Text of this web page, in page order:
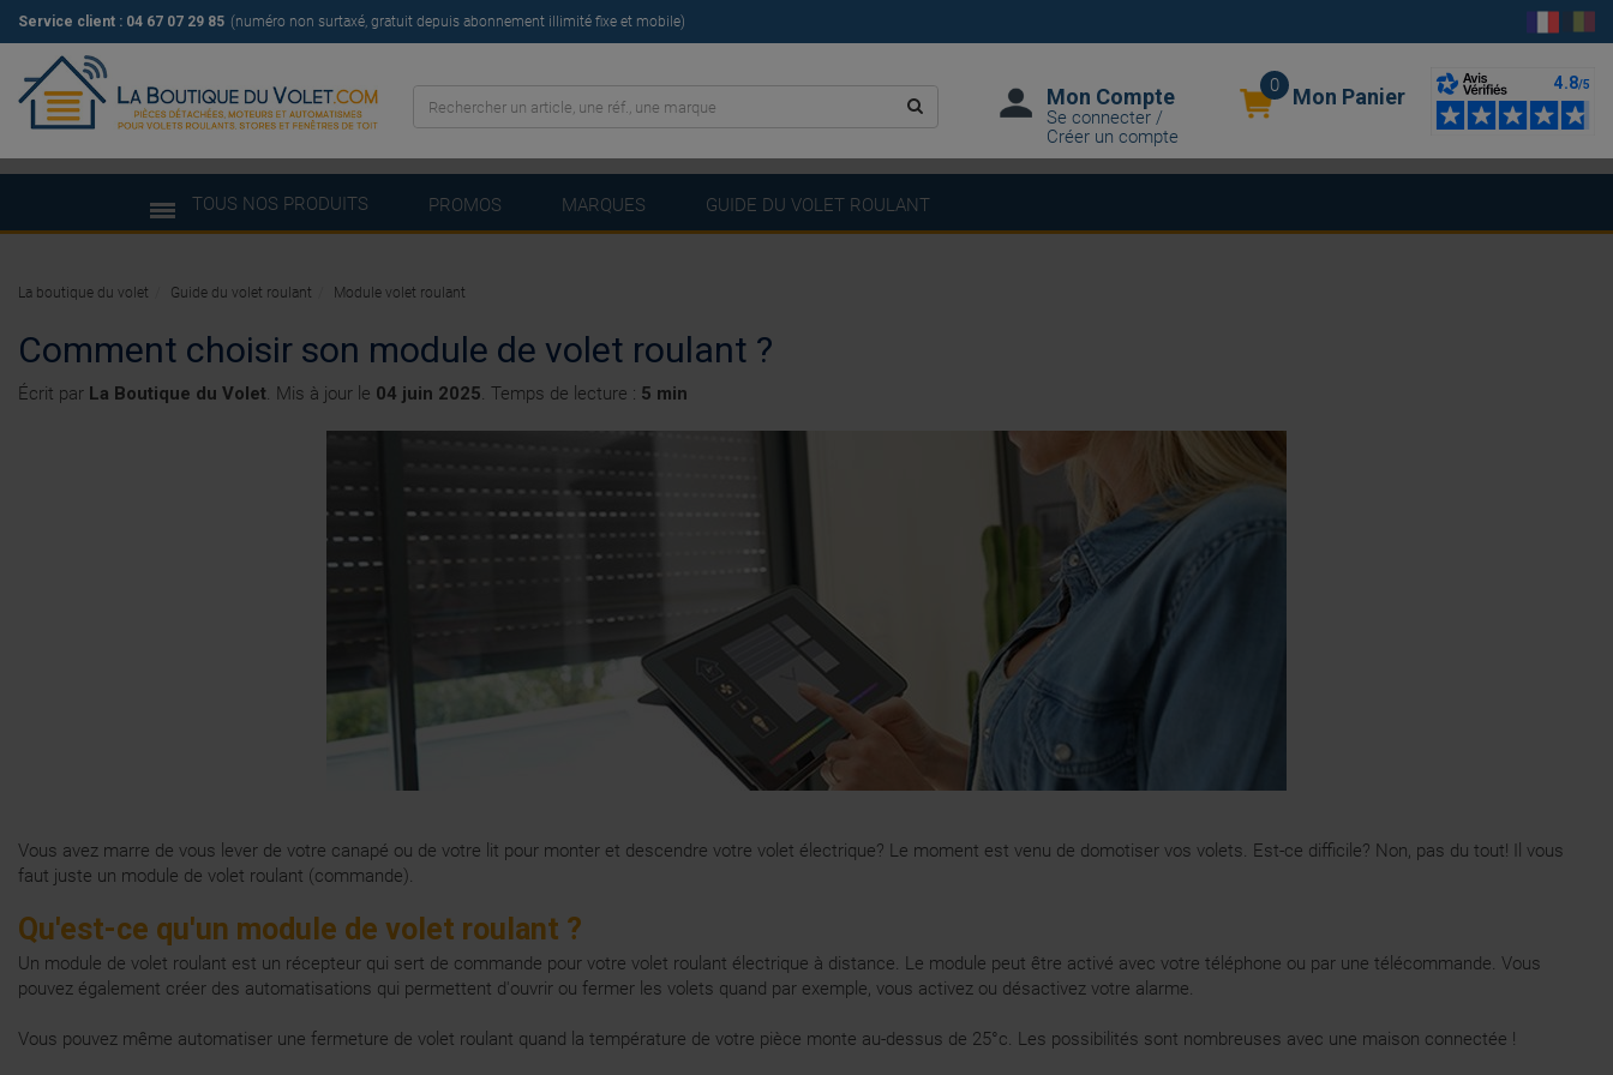
Service client : 04 67 07 29 85 (numéro non surtaxé, gratuit depuis abonnement illimité fixe et mobile)
Mon Compte
Se connecter /
Créer un compte
0 Mon Panier
TOUS NOS PRODUITS PROMOS MARQUES GUIDE DU VOLET ROULANT
Comment choisir son module de volet roulant ?
Écrit par La Boutique du Volet. Mis à jour le 04 juin 2025. Temps de lecture : 5 min
Vous avez marre de vous lever de votre canapé ou de votre lit pour monter et descendre votre volet électrique? Le moment est venu de domotiser vos volets. Est-ce difficile? Non, pas du tout! Il vous
faut juste un module de volet roulant (commande).
Qu'est-ce qu'un module de volet roulant ?
Un module de volet roulant est un récepteur qui sert de commande pour votre volet roulant électrique à distance. Le module peut être activé avec votre téléphone ou par une télécommande. Vous
pouvez également créer des automatisations qui permettent d'ouvrir ou fermer les volets quand par exemple, vous activez ou désactivez votre alarme.
Vous pouvez même automatiser une fermeture de volet roulant quand la température de votre pièce monte au-dessus de 25°c. Les possibilités sont nombreuses avec une maison connectée !
La boutique du volet Guide du volet roulant Module volet roulant